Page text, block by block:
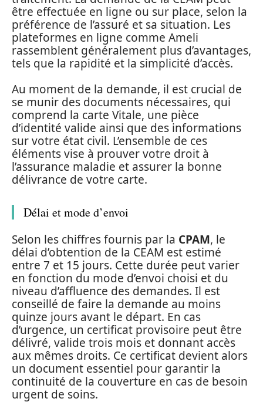
être effectuée en ligne ou sur place, selon la
préférence de l’assuré et sa situation. Les
plateformes en ligne comme Ameli
rassemblent généralement plus d’avantages,
tels que la rapidité et la simplicité d’accès.
Au moment de la demande, il est crucial de
se munir des documents nécessaires, qui
comprend la carte Vitale, une pièce
d’identité valide ainsi que des informations
sur votre état civil. L’ensemble de ces
éléments vise à prouver votre droit à
l’assurance maladie et assurer la bonne
délivrance de votre carte.
Délai et mode d’envoi
Selon les chiffres fournis par la CPAM, le
délai d’obtention de la CEAM est estimé
entre 7 et 15 jours. Cette durée peut varier
en fonction du mode d’envoi choisi et du
niveau d’affluence des demandes. Il est
conseillé de faire la demande au moins
quinze jours avant le départ. En cas
d’urgence, un certificat provisoire peut être
délivré, valide trois mois et donnant accès
aux mêmes droits. Ce certificat devient alors
un document essentiel pour garantir la
continuité de la couverture en cas de besoin
urgent de soins.